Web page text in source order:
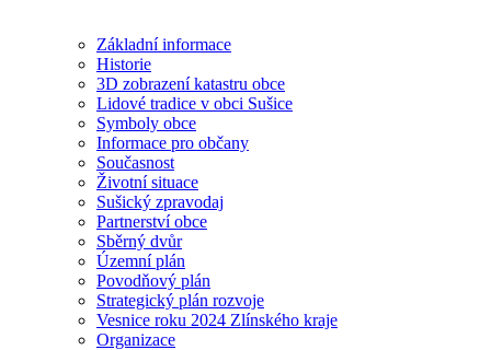
Základní informace
Historie
3D zobrazení katastru obce
Lidové tradice v obci Sušice
Symboly obce
Informace pro občany
Současnost
Životní situace
Sušický zpravodaj
Partnerství obce
Sběrný dvůr
Územní plán
Povodňový plán
Strategický plán rozvoje
Vesnice roku 2024 Zlínského kraje
Organizace